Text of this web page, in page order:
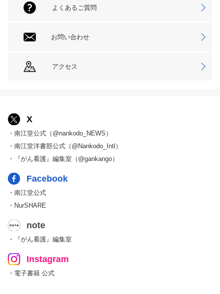
よくあるご質問
お問い合わせ
アクセス
X
・南江堂公式（@nankodo_NEWS）
・南江堂洋書部公式（@Nankodo_Intl）
・『がん看護』編集室（@gankango）
Facebook
・南江堂公式
・NurSHARE
note
・『がん看護』編集室
Instagram
・電子書籍 公式